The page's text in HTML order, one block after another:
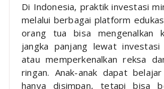
Di Indonesia, praktik investasi
melalui berbagai platform
orang tua bisa mengenalkan
jangka panjang lewat investasi
atau memperkenalkan reksa
ringan. Anak-anak dapat
hanya disimpan, tetapi bisa